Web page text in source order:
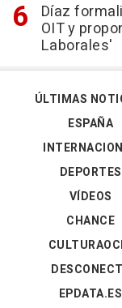
Díaz
OIT y
Laborales'
ÚLTIMAS
ESPAÑA
DEPORTES
VÍDEOS
CHANCE
EPDATA.ES